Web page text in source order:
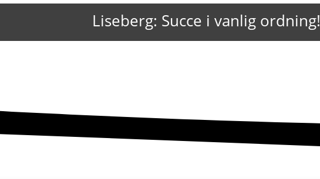
Liseberg: Succe i vanlig ordning!